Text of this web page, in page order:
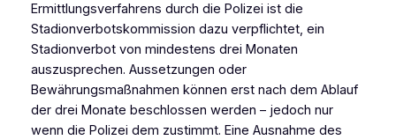
Ermittlungsverfahrens durch die Polizei ist die
Stadionverbotskommission dazu verpflichtet, ein
Stadionverbot von mindestens drei Monaten
auszusprechen. Aussetzungen oder
Bewährungsmaßnahmen können erst nach dem Ablauf
der drei Monate beschlossen werden – jedoch nur
wenn die Polizei dem zustimmt. Eine Ausnahme des